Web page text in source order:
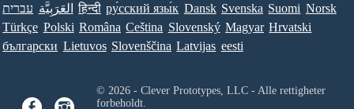
עברית العَرَبِيَّة हिन्दी ру́сский язы́к Dansk Svenska Suomi Norsk
Türkçe Polski Româna Ceština Slovenský Magyar Hrvatski
български Lietuvos Slovenščina Latvijas eesti
© 2026 - Clever Prototypes, LLC - Alle rettigheter
forbeholdt.